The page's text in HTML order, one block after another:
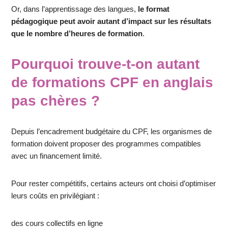
Or, dans l’apprentissage des langues, le format
pédagogique peut avoir autant d’impact sur les résultats
que le nombre d’heures de formation.
Pourquoi trouve-t-on autant
de formations CPF en anglais
pas chères ?
Depuis l’encadrement budgétaire du CPF, les organismes de
formation doivent proposer des programmes compatibles
avec un financement limité.
Pour rester compétitifs, certains acteurs ont choisi d’optimiser
leurs coûts en privilégiant :
des cours collectifs en ligne